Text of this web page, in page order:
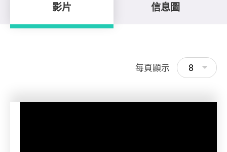
影片 信息圖
每頁顯示 8